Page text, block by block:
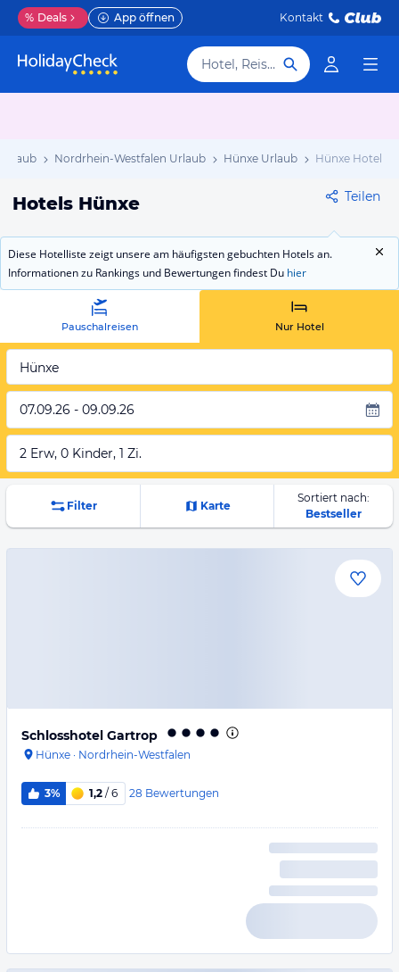
% Deals App öffnen Kontakt
Hotel, Reiseziel
Nordrhein-Westfalen Urlaub Hünxe Urlaub Hünxe Hotels
Hotels Hünxe Teilen
Diese Hotelliste zeigt unsere am häufigsten gebuchten Hotels an.
Informationen zu Rankings und Bewertungen findest Du hier
Pauschalreisen Nur Hotel
Hünxe
07.09.26 - 09.09.26
2 Erw, 0 Kinder, 1 Zi.
Filter Karte
Sortiert nach:
Bestseller
Schlosshotel Gartrop
Hünxe · Nordrhein-Westfalen
3% 1,2 / 6 28 Bewertungen